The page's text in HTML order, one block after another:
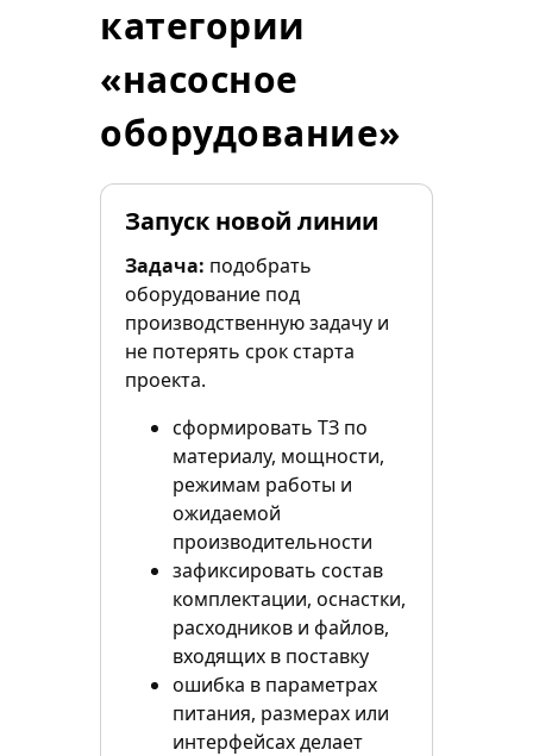
категории
«насосное
оборудование»
Запуск новой линии
Задача: подобрать
оборудование под
производственную задачу и
не потерять срок старта
проекта.
сформировать ТЗ по
материалу, мощности,
режимам работы и
ожидаемой
производительности
зафиксировать состав
комплектации, оснастки,
расходников и файлов,
входящих в поставку
ошибка в параметрах
питания, размерах или
интерфейсах делает